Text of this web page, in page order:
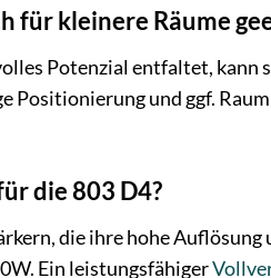
für kleinere Räume
Potenzial entfaltet,
Positionierung und ggf.
die 803 D4?
die ihre hohe
Ein leistungsfähiger